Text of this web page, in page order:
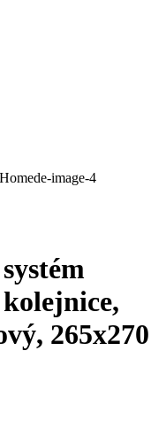
265x270